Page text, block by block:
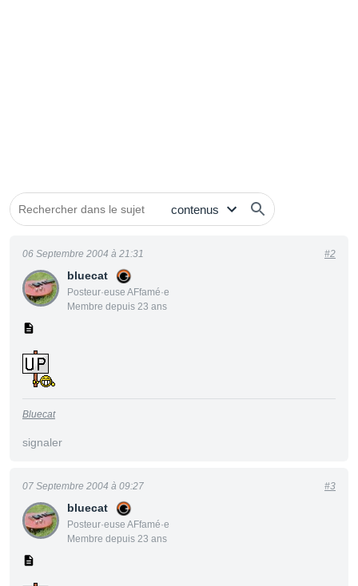
bluecat
Posteur·euse AFfamé·e
Membre depuis 23 ans
06 Septembre 2004 à 21:31 #2
Bluecat
signaler
bluecat
Posteur·euse AFfamé·e
Membre depuis 23 ans
07 Septembre 2004 à 09:27 #3